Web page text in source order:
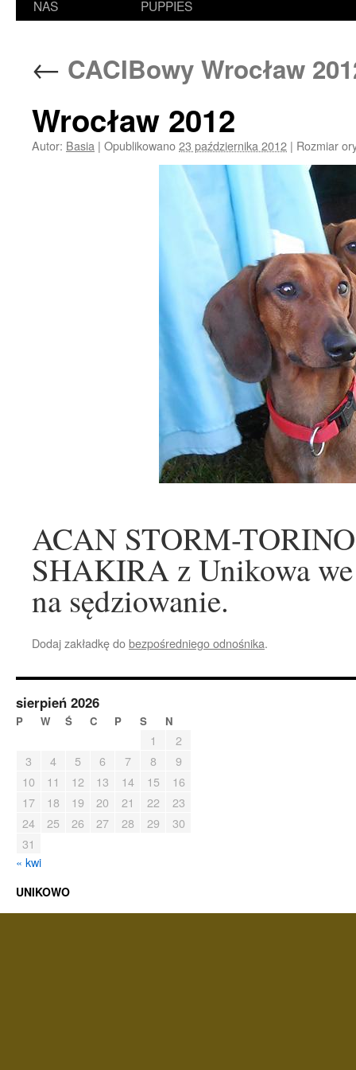
NAS
PUPPIES
← CACIBowy Wrocław
Wrocław 2012
Autor: Basia | Opublikowano23 października 2012 | Rozmiar
ACAN STORM-
SHAKIRA z Unikowa we
na sędziowanie.
Dodaj zakładkę dobezpośredniego odnośnika.
sierpień 2026
P W Ś C P S N
1
2
3
4 5 6 7 8
9
10
11 12 13 14 15
16
17
18 19 20 21 22
23
24
25 26 27 28 29
30
31
« kwi
UNIKOWO